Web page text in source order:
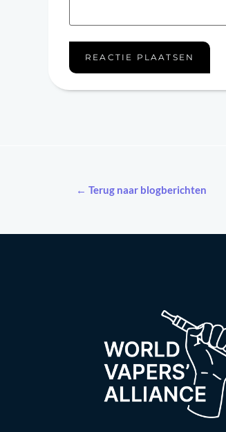
← Terug naar blogberichten